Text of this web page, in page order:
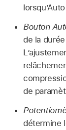
Bouton
de la
de
détermine